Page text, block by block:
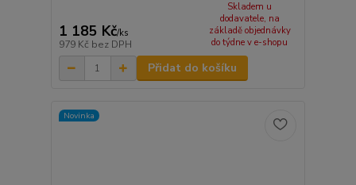
1 185 Kč/ks
979 Kč bez DPH
Skladem u
dodavatele, na
základě objednávky
do týdne v e-shopu
Přidat do košíku
Novinka